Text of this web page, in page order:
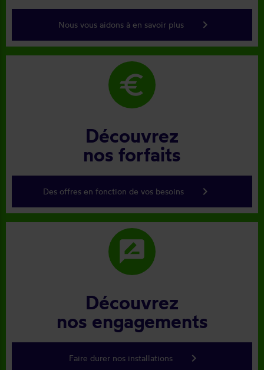
Nous vous aidons à en savoir plus keyboard_arrow_right
euro
Découvrez
nos forfaits
Des offres en fonction de vos besoins keyboard_arrow_right
rate_review
Découvrez
nos engagements
Faire durer nos installations keyboard_arrow_right